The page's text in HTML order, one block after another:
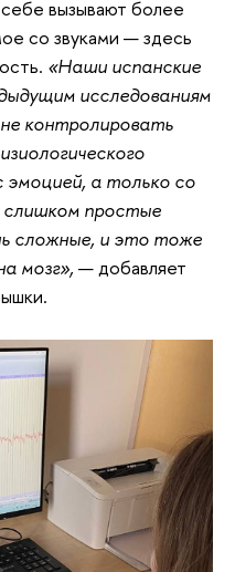
вызывают более
со звуками — здесь
«Наши испанские
исследованиям
контролировать
эмоцией, а только со
простые
сложные, и это тоже
мозг»,— добавляет